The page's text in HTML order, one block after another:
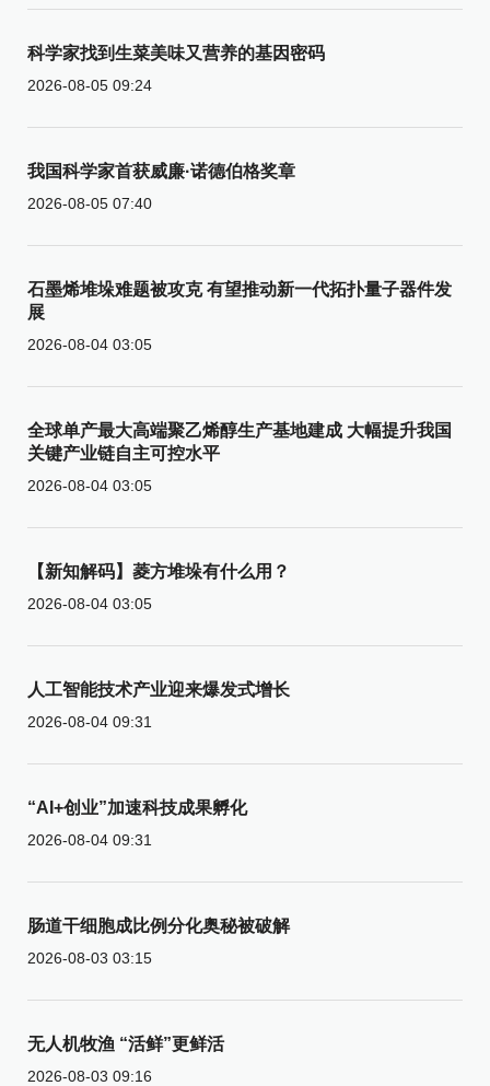
科学家找到生菜美味又营养的基因密码
2026-08-05 09:24
我国科学家首获威廉·诺德伯格奖章
2026-08-05 07:40
石墨烯堆垛难题被攻克 有望推动新一代拓扑量子器件发
展
2026-08-04 03:05
全球单产最大高端聚乙烯醇生产基地建成 大幅提升我国
关键产业链自主可控水平
2026-08-04 03:05
【新知解码】菱方堆垛有什么用？
2026-08-04 03:05
人工智能技术产业迎来爆发式增长
2026-08-04 09:31
“AI+创业”加速科技成果孵化
2026-08-04 09:31
肠道干细胞成比例分化奥秘被破解
2026-08-03 03:15
无人机牧渔 “活鲜”更鲜活
2026-08-03 09:16